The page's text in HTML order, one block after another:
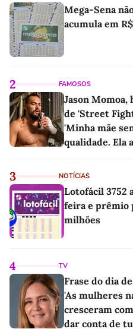
Mega-Sena
acumula em
2 FAMOSOS
Jason Momoa,
de 'Street
'Minha mãe
qualidade. Ela
3 NOTÍCIAS
Lotofácil 3752
feira e prêmio
milhões
4 TV
Frase do dia
'As mulheres
cresceram
dar conta de